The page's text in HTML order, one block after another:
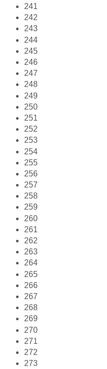
241
242
243
244
245
246
247
248
249
250
251
252
253
254
255
256
257
258
259
260
261
262
263
264
265
266
267
268
269
270
271
272
273